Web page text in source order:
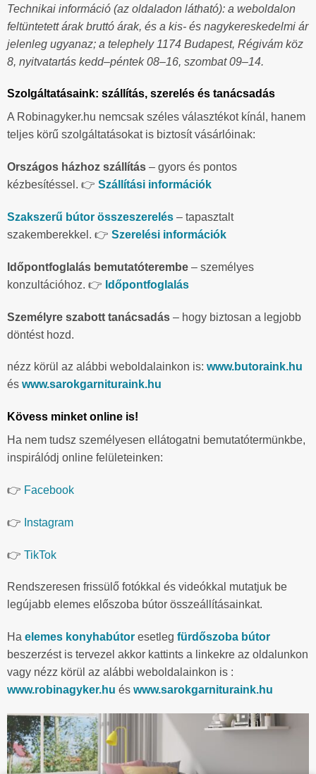
Technikai információ (az oldaladon látható): a weboldalon
feltüntetett árak bruttó árak, és a kis- és nagykereskedelmi ár
jelenleg ugyanaz; a telephely 1174 Budapest, Régivám köz
8, nyitvatartás kedd–péntek 08–16, szombat 09–14.
Szolgáltatásaink: szállítás, szerelés és tanácsadás
A Robinagyker.hu nemcsak széles választékot kínál, hanem
teljes körű szolgáltatásokat is biztosít vásárlóinak:
Országos házhoz szállítás – gyors és pontos
kézbesítéssel. 👉 Szállítási információk
Szakszerű bútor összeszerelés – tapasztalt
szakemberekkel. 👉 Szerelési információk
Időpontfoglalás bemutatóterembe – személyes
konzultációhoz. 👉 Időpontfoglalás
Személyre szabott tanácsadás – hogy biztosan a legjobb
döntést hozd.
nézz körül az alábbi weboldalainkon is: www.butoraink.hu
és www.sarokgarnituraink.hu
Kövess minket online is!
Ha nem tudsz személyesen ellátogatni bemutatótermünkbe,
inspirálódj online felületeinken:
👉 Facebook
👉 Instagram
👉 TikTok
Rendszeresen frissülő fotókkal és videókkal mutatjuk be
legújabb elemes előszoba bútor összeállításainkat.
Ha elemes konyhabútor esetleg fürdőszoba bútor
beszerzést is tervezel akkor kattints a linkekre az oldalunkon
vagy nézz körül az alábbi weboldalainkon is :
www.robinagyker.hu és www.sarokgarnituraink.hu